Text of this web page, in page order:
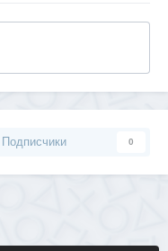
Подписчики 0